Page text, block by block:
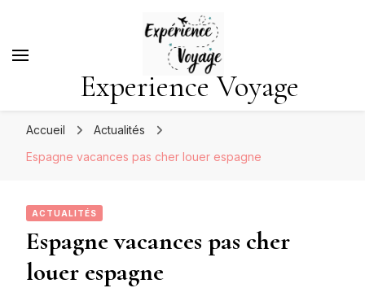
Experience Voyage
Accueil
Actualités
Espagne vacances pas cher louer espagne
ACTUALITÉS
Espagne vacances pas cher
louer espagne